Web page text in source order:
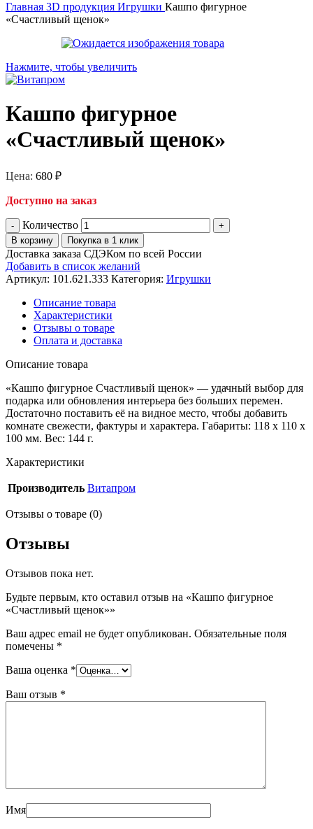
Главная 3D продукция Игрушки Кашпо фигурное
«Счастливый щенок»
Нажмите, чтобы увеличить
Кашпо фигурное
«Счастливый щенок»
Цена: 680 ₽
Доступно на заказ
Количество
В корзину Покупка в 1 клик
Доставка заказа СДЭКом по всей России
Добавить в список желаний
Артикул: 101.621.333 Категория: Игрушки
Описание товара
Характеристики
Отзывы о товаре
Оплата и доставка
Описание товара
«Кашпо фигурное Счастливый щенок» — удачный выбор для
подарка или обновления интерьера без больших перемен.
Достаточно поставить её на видное место, чтобы добавить
комнате свежести, фактуры и характера. Габариты: 118 x 110 x
100 мм. Вес: 144 г.
Характеристики
Производитель Витапром
Отзывы о товаре (0)
Отзывы
Отзывов пока нет.
Будьте первым, кто оставил отзыв на «Кашпо фигурное
«Счастливый щенок»»
Ваш адрес email не будет опубликован. Обязательные поля
помечены *
Ваша оценка *
Ваш отзыв *
Имя